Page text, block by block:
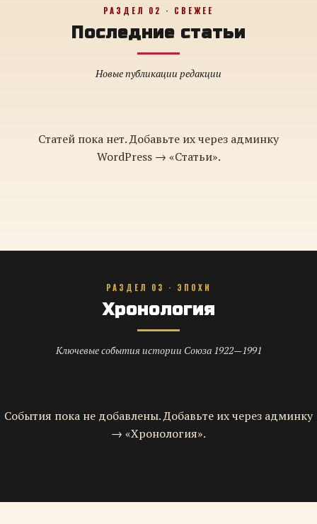
РАЗДЕЛ 02 · СВЕЖЕЕ
Последние статьи
Новые публикации редакции
Статей пока нет. Добавьте их через админку
WordPress → «Статьи».
РАЗДЕЛ 03 · ЭПОХИ
Хронология
Ключевые события истории Союза 1922—1991
События пока не добавлены. Добавьте их через админку
→ «Хронология».